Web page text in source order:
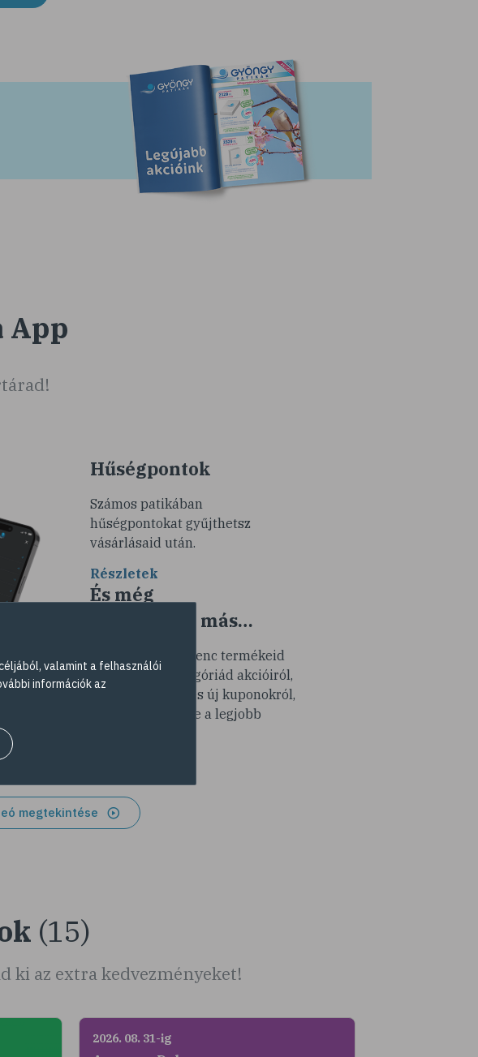
App
Hűségpontok
Számos patikában
hűségpontokat gyűjthetsz
vásárlásaid után.
Részletek
És még
sok minden más…
Éretesítünk kedvenc termékeid
vagy termékkategóriád akcióiról,
számodra érdekes új kuponokról,
hogy ne maradj le a legjobb
megtekintése
(15)
ki az extra kedvezményeket!
2026. 08. 31-ig
valamint a felhasználói
információk az